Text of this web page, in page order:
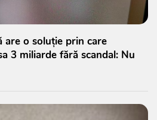
are o soluție prin care
3 miliarde fără scandal: Nu